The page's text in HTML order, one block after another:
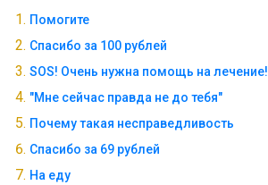
Помогите
Спасибо за 100 рублей
SOS! Очень нужна помощь на лечение!
"Мне сейчас правда не до тебя"
Почему такая несправедливость
Спасибо за 69 рублей
На еду